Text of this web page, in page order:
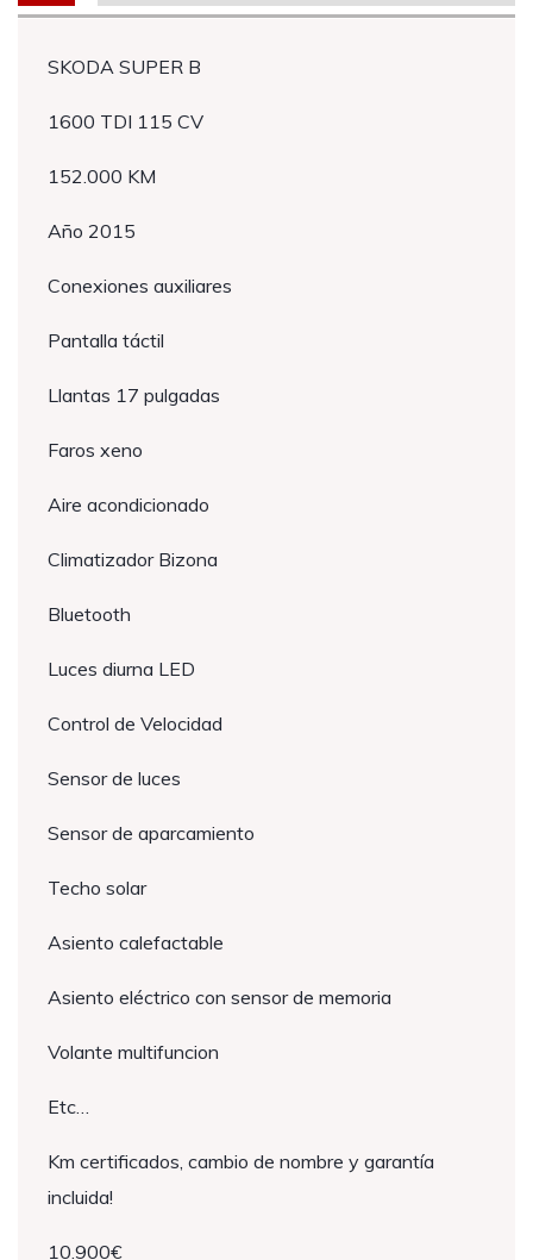
SKODA SUPER B
1600 TDI 115 CV
152.000 KM
Año 2015
Conexiones auxiliares
Pantalla táctil
Llantas 17 pulgadas
Faros xeno
Aire acondicionado
Climatizador Bizona
Bluetooth
Luces diurna LED
Control de Velocidad
Sensor de luces
Sensor de aparcamiento
Techo solar
Asiento calefactable
Asiento eléctrico con sensor de memoria
Volante multifuncion
Etc…
Km certificados, cambio de nombre y garantía
incluida!
10.900€